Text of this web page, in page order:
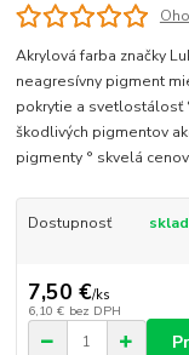
Akrylová farba značky
neagresívny pigment
pokrytie a svetlostálosť
škodlivých pigmentov
pigmenty ° skvelá
Dostupnosť
7,50 €/ks
6,10 € bez DPH